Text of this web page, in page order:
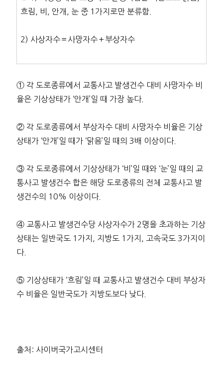
흐림, 비, 안개, 눈 중 1가지로만 분류함.
2) 사상자수＝사망자수＋부상자수
① 각 도로종류에서 교통사고 발생건수 대비 사망자수 비
율은 기상상태가 ‘안개’일 때 가장 높다.
② 각 도로종류에서 부상자수 대비 사망자수 비율은 기상
상태가 ‘안개’일 때가 ‘맑음’일 때의 3배 이상이다.
③ 각 도로종류에서 기상상태가 ‘비’일 때와 ‘눈’일 때의 교
통사고 발생건수 합은 해당 도로종류의 전체 교통사고 발
생건수의 10% 이상이다.
④ 교통사고 발생건수당 사상자수가 2명을 초과하는 기상
상태는 일반국도 1가지, 지방도 1가지, 고속국도 3가지이
다.
⑤ 기상상태가 ‘흐림’일 때 교통사고 발생건수 대비 부상자
수 비율은 일반국도가 지방도보다 낮다.
출처: 사이버국가고시센터